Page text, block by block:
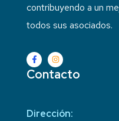
contribuyendo a un
todos sus asociados.
Contacto
Dirección: